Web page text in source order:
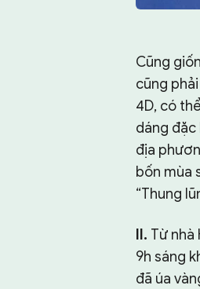
Cũng
cũng
4D, có
dáng đặc
địa
bốn mùa
“Thung
II. Từ nhà
9h sáng
đã úa